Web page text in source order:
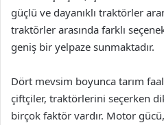
güçlü ve dayanıklı traktörler
traktörler arasında farklı
geniş bir yelpaze sunmaktadır.
Dört mevsim boyunca tarım
çiftçiler, traktörlerini seçerken
birçok faktör vardır. Motor